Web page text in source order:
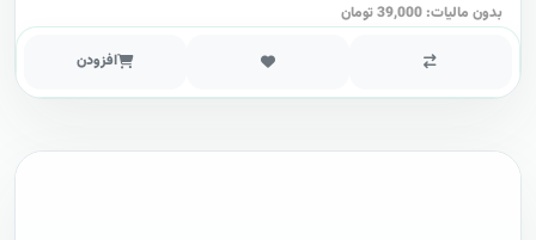
بدون مالیات: 39,000 تومان
افزودن